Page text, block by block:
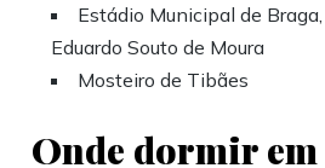
Estádio Municipal de
Eduardo Souto de Moura
Mosteiro de Tibães
Onde dormir